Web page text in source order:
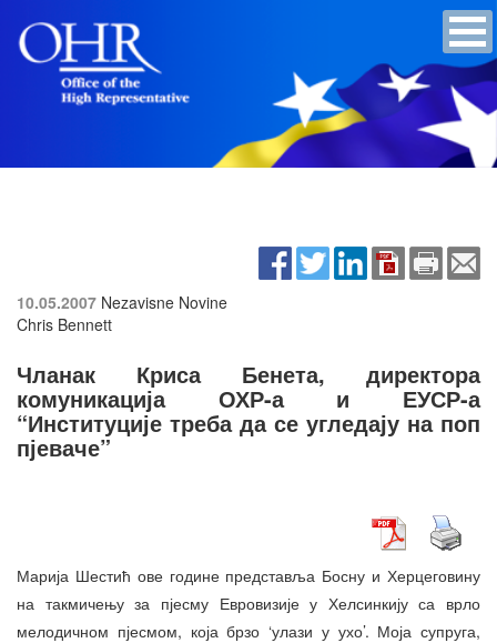
10.05.2007 Nezavisne Novine
Chris Bennett
Чланак Криса Бенета, директора
комуникација ОХР-а и ЕУСР-а
“Институције треба да се угледају на поп
пјеваче”
Марија Шестић ове године представља Босну и Херцеговину
на такмичењу за пјесму Евровизије у Хелсинкију са врло
мелодичном пјесмом, која брзо ‘улази у ухо’. Моја супруга,